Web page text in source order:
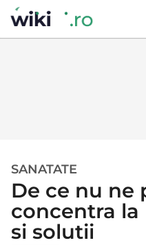
7
a
i
a
SANATATE
De ce nu ne
concentra la
si solutii